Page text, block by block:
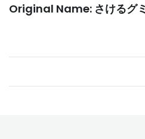
Original Name: さけるグミ